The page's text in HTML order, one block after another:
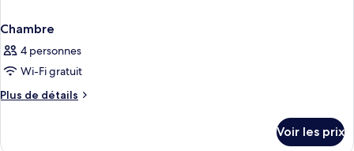
Chambre
4 personnes
Wi-Fi gratuit
Plus de détails
Plus
Voir les prix